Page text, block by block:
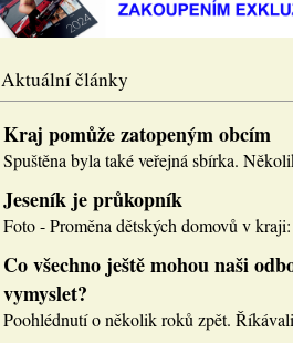
Aktuální články
Kraj pomůže zatopeným obcím
Spuštěna byla také veřejná sbírka.
Jeseník je průkopník
Foto - Proměna dětských domovů v
Co všechno ještě mohou naši
vymyslet?
Poohlédnutí o několik roků zpět.